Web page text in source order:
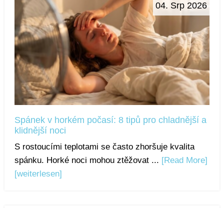
04. Srp 2026
Spánek v horkém počasí: 8 tipů pro chladnější a
klidnější noci
S rostoucími teplotami se často zhoršuje kvalita
spánku. Horké noci mohou ztěžovat ... [Read More]
[weiterlesen]